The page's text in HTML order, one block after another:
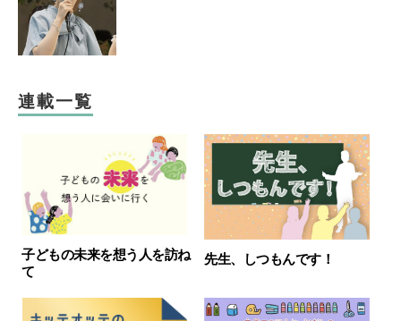
連載一覧
子どもの未来を想う人を訪ね
て
先生、しつもんです！